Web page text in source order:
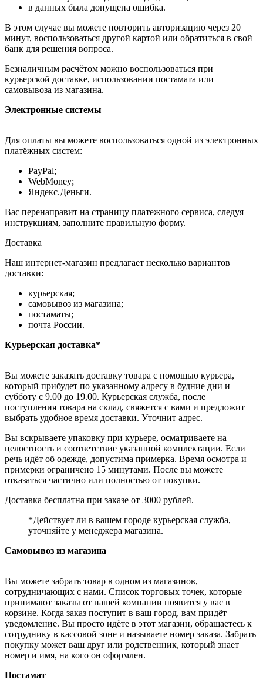
в данных была допущена ошибка.
В этом случае вы можете повторить авторизацию через 20
минут, воспользоваться другой картой или обратиться в свой
банк для решения вопроса.
Безналичным расчётом можно воспользоваться при
курьерской доставке, использовании постамата или
самовывоза из магазина.
Электронные системы
Для оплаты вы можете воспользоваться одной из электронных
платёжных систем:
PayPal;
WebMoney;
Яндекс.Деньги.
Вас перенаправит на страницу платежного сервиса, следуя
инструкциям, заполните правильную форму.
Доставка
Наш интернет-магазин предлагает несколько вариантов
доставки:
курьерская;
самовывоз из магазина;
постаматы;
почта России.
Курьерская доставка*
Вы можете заказать доставку товара с помощью курьера,
который прибудет по указанному адресу в будние дни и
субботу с 9.00 до 19.00. Курьерская служба, после
поступления товара на склад, свяжется с вами и предложит
выбрать удобное время доставки. Уточнит адрес.
Вы вскрываете упаковку при курьере, осматриваете на
целостность и соответствие указанной комплектации. Если
речь идёт об одежде, допустима примерка. Время осмотра и
примерки ограничено 15 минутами. После вы можете
отказаться частично или полностью от покупки.
Доставка бесплатна при заказе от 3000 рублей.
*Действует ли в вашем городе курьерская служба,
уточняйте у менеджера магазина.
Самовывоз из магазина
Вы можете забрать товар в одном из магазинов,
сотрудничающих с нами. Список торговых точек, которые
принимают заказы от нашей компании появится у вас в
корзине. Когда заказ поступит в ваш город, вам придёт
уведомление. Вы просто идёте в этот магазин, обращаетесь к
сотруднику в кассовой зоне и называете номер заказа. Забрать
покупку может ваш друг или родственник, который знает
номер и имя, на кого он оформлен.
Постамат